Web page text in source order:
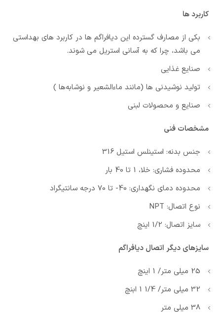
کاربرد ها
بکی از مصارف گسترده این دیافراگم ها در کاربرد های بهداستی
می باشد، چرا که به آسانی استریل می شوند.
صنایع غذایی
تولید نوشیدنی ها (مانند ماءالشعیر و نوشابه‌ها )
صنایع و محصولات لبنی
مشخصات فنی
جنس بدنه: استینلس استیل 316
محدوده فشاری: خلا، 1 تا 40 بار
محدوده دمای نگهداری: 40- تا 70 درجه سانتیگراد
نوع اتصال: NPT
سایز اتصال: 1/2 اینچ
سایزهای دیگر اتصال دیافراگم
25 میلی متر/ 1 اینچ
32 میلی متر/ 1/4 1 ابنچ
38 میلی متر